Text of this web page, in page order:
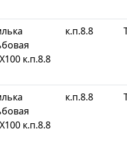
к.п.8.8
к.п.8.8
к.п.8.8
к.п.8.8